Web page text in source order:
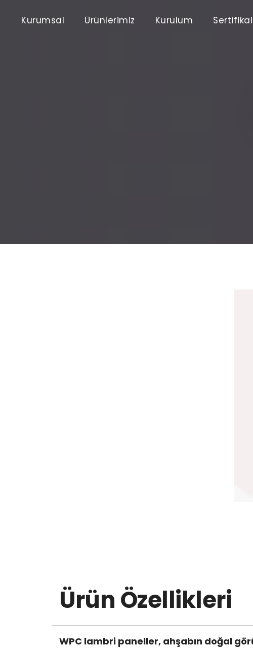
Kurumsal Ürünlerimiz Kurulum
Ürün Özellikleri
WPC lambri paneller, ahşabın doğal